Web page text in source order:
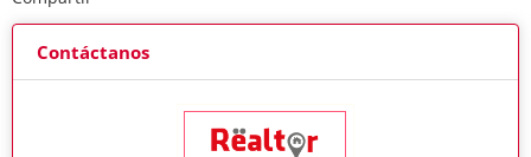
Contáctanos